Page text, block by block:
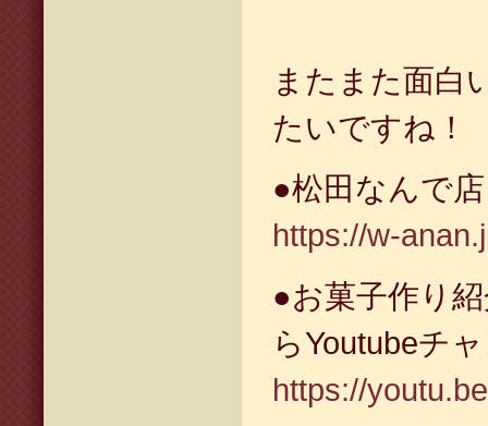
またまた面白
たいですね！
●松田なんで
https://w-
●お菓子作り
らYoutubeチ
https://